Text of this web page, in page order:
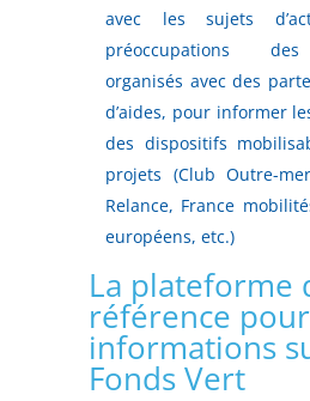
avec les sujets
préoccupations
organisés avec des
d’aides, pour informer
des dispositifs
projets (Club Outre-
Relance, France
européens, etc.)
La plateforme
référence
informations
Fonds Vert